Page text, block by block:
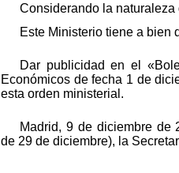
Considerando la naturaleza
Este Ministerio tiene a bien
Dar publicidad en el
Económicos de fecha 1 de
esta orden ministerial.
Madrid, 9 de diciembre de
de 29 de diciembre), la